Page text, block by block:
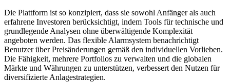
Die Plattform ist so konzipiert, dass sie sowohl Anfänger als auch
erfahrene Investoren berücksichtigt, indem Tools für technische und
grundlegende Analysen ohne überwältigende Komplexität
angeboten werden. Das flexible Alarmsystem benachrichtigt
Benutzer über Preisänderungen gemäß den individuellen Vorlieben.
Die Fähigkeit, mehrere Portfolios zu verwalten und die globalen
Märkte und Währungen zu unterstützen, verbessert den Nutzen für
diversifizierte Anlagestrategien.